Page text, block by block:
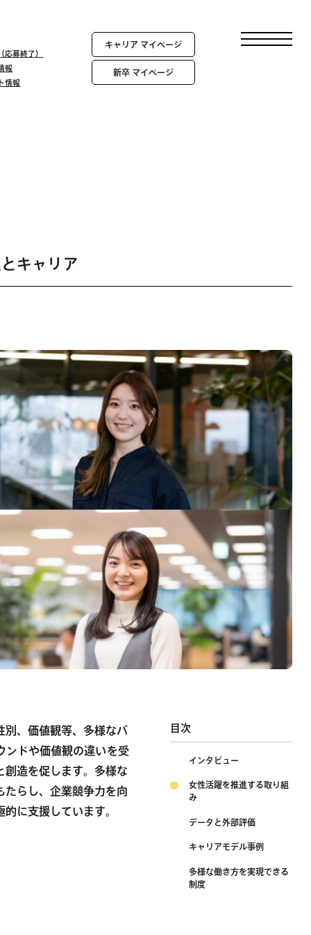
応募終了）
報
情報
キャリア マイページ
新卒 マイページ
キャリア
別、価値観等、多様なバ
ンドや価値観の違いを受
創造を促します。多様な
たらし、企業競争力を向
に支援しています。
目次
インタビュー
女性活躍を推進する取り組
み
データと外部評価
キャリアモデル事例
多様な働き方を実現できる
制度